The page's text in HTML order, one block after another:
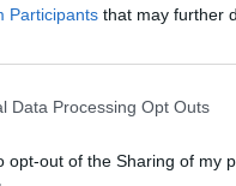
Participants that may further
Data Processing Opt Outs
opt-out of the Sharing of my